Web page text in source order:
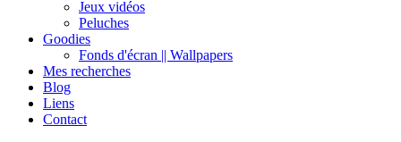
Jeux vidéos
Peluches
Goodies
Fonds d'écran || Wallpapers
Mes recherches
Blog
Liens
Contact